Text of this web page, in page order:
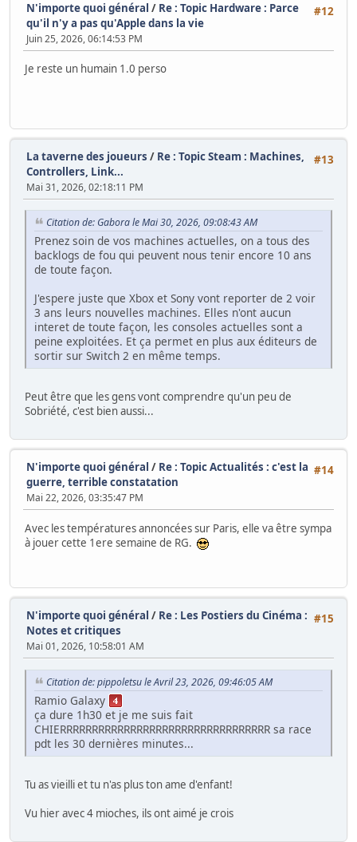
#12
N'importe quoi général / Re : Topic Hardware : Parce
qu'il n'y a pas qu'Apple dans la vie
Juin 25, 2026, 06:14:53 PM
Je reste un humain 1.0 perso
#13
La taverne des joueurs / Re : Topic Steam : Machines,
Controllers, Link...
Mai 31, 2026, 02:18:11 PM
Citation de: Gabora le Mai 30, 2026, 09:08:43 AM
Prenez soin de vos machines actuelles, on a tous des
backlogs de fou qui peuvent nous tenir encore 10 ans
de toute façon.
J'espere juste que Xbox et Sony vont reporter de 2 voir
3 ans leurs nouvelles machines. Elles n'ont aucun
interet de toute façon, les consoles actuelles sont a
peine exploitées. Et ça permet en plus aux éditeurs de
sortir sur Switch 2 en même temps.
Peut être que les gens vont comprendre qu'un peu de
Sobriété, c'est bien aussi...
#14
N'importe quoi général / Re : Topic Actualités : c'est la
guerre, terrible constatation
Mai 22, 2026, 03:35:47 PM
Avec les températures annoncées sur Paris, elle va être sympa
à jouer cette 1ere semaine de RG.
#15
N'importe quoi général / Re : Les Postiers du Cinéma :
Notes et critiques
Mai 01, 2026, 10:58:01 AM
Citation de: pippoletsu le Avril 23, 2026, 09:46:05 AM
Ramio Galaxy
ça dure 1h30 et je me suis fait
CHIERRRRRRRRRRRRRRRRRRRRRRRRRRRRRRRRR sa race
pdt les 30 dernières minutes...
Tu as vieilli et tu n'as plus ton ame d'enfant!
Vu hier avec 4 mioches, ils ont aimé je crois